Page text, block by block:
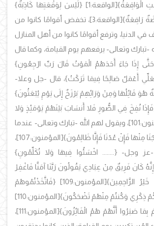
الْوَاقِعَةُ}[الواقعة:1]
{لَيْسَ لِوَقْعَتِهَا كَاذِبَةٌ}
رَافِعَةٌ}
[الواقعة:3]، تخفض أقوامًا كانوا من
الدنيا، وترفع أقوامًا كانوا من أهل المنازل
-تبارك وتعالى- يرفعهم يوم القيامة، وكما قال
إِذَا جَاءَ أَحَدَهُمُ الْمَوْتُ قَالَ رَبِّ ارْجِعُونِ}
أَعْمَلُ صَالِحًا فِيمَا تَرَكْتُ}، قال -جل وعلا-
هُوَ قَائِلُهَا وَمِنْ وَرَائِهِمْ بَرْزَخٌ إِلَى يَوْمِ يُبْعَثُونَ}
نُفِخَ فِي الصُّورِ فَلا أَنسَابَ بَيْنَهُمْ يَوْمَئِذٍ وَلا
[المؤمنون:101]، ويقول لهم الله -تبارك وتعالى- عندما
مِنْهَا فَإِنْ عُدْنَا فَإِنَّا ظَالِمُونَ}
[المؤمنون:107]،
-عز وجل-{........ اخْسَئُوا فِيهَا وَلا تُكَلِّمُونِ}
كَانَ فَرِيقٌ مِنْ عِبَادِي يَقُولُونَ رَبَّنَا آمَنَّا فَاغْفِرْ
خَيْرُ الرَّاحِمِينَ}[المؤمنون:109]
{فَاتَّخَذْتُمُوهُمْ
ذِكْرِي وَكُنتُمْ مِنْهُمْ تَضْحَكُونَ}[المؤمنون:110]
بِمَا صَبَرُوا أَنَّهُمْ هُمُ الْفَائِزُونَ}
[المؤمنون:111]،